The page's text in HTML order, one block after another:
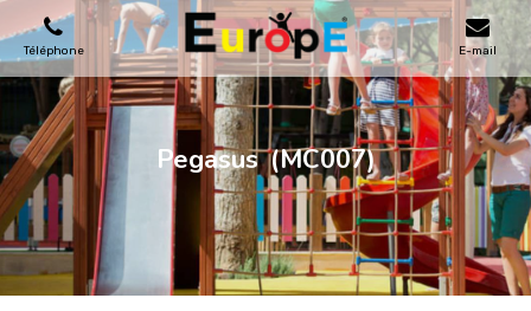
Téléphone E-mail
AIRES DE JEUX
MAISONS EN BOIS
MOBILIERS URBAINS
Pegasus (MC007)